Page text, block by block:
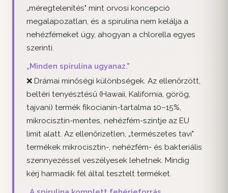
„méregtelenítés" mint orvosi koncepció
megalapozatlan, és a spirulina nem kelálja a
nehézfémeket úgy, ahogyan a chlorella egyes
szerinti.
„Minden spirulina ugyanaz."
❌ Drámai minőségi különbségek. Az ellenőrzött,
beltéri tenyésztésű (Hawaii, Kalifornia, görög,
tajvani) termék fikocianin-tartalma 10–15%,
mikrocisztin-mentes, nehézfém-szintje az EU
limit alatt. Az ellenőrizetlen, „természetes tavi"
termékek mikrocisztin-, nehézfém- és bakteriális
szennyezéssel veszélyesek lehetnek. Mindig
kérj harmadik fél által tesztelt terméket.